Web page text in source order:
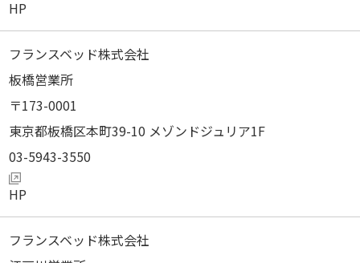
フランスベッド株式会社
板橋営業所
173-0001
東京都板橋区本町39-10 メゾンドジュリア1F
03-5943-3550
フランスベッド株式会社